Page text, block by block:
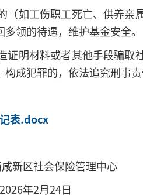
（如工伤职工死亡、供养
领的待遇，维护基金安全。
明材料或者其他手段骗取
成犯罪的，依法追究刑事责
表.docx
管理中心
日